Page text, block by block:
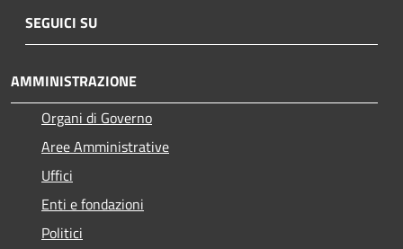
SEGUICI SU
AMMINISTRAZIONE
Organi di Governo
Aree Amministrative
Uffici
Enti e fondazioni
Politici